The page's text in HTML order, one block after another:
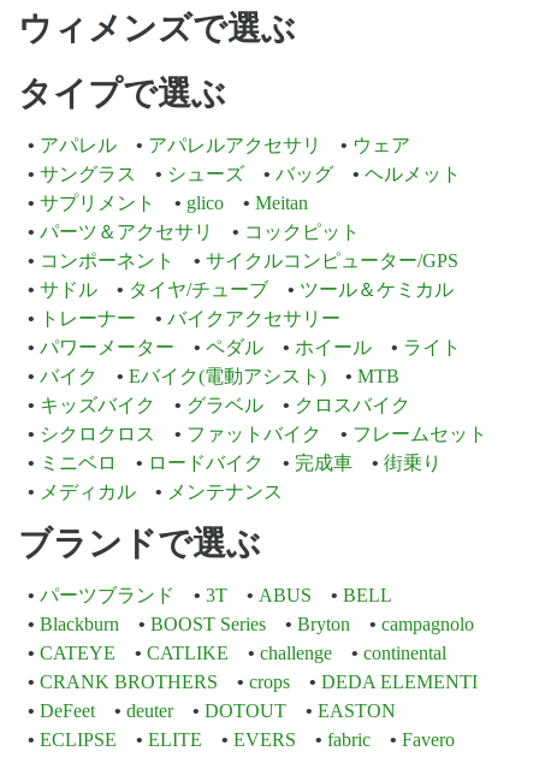
ウィメンズで選ぶ
タイプで選ぶ
アパレル アパレルアクセサリ
ウェア
サングラス
シューズ バッグ
ヘルメット
サプリメント
glico
Meitan
パーツ＆アクセサリ
コックピット
コンポーネント
サイクルコンピューター/GPS
サドル
タイヤ/チューブ
ツール＆ケミカル
トレーナー
バイクアクセサリー
パワーメーター
ペダル ホイール
ライト
バイク
Eバイク(電動アシスト)
MTB
キッズバイク
グラベル
クロスバイク
シクロクロス
ファットバイク
フレームセット
ミニベロ
ロードバイク 完成車
街乗り
メディカル
メンテナンス
ブランドで選ぶ
パーツブランド 3T ABUS
BELL
Blackburn
BOOST Series Bryton
campagnolo
CATEYE
CATLIKE challenge
continental
CRANK BROTHERS
crops
DEDA ELEMENTI
DeFeet
deuter DOTOUT
EASTON
ECLIPSE
ELITE EVERS fabric
Favero